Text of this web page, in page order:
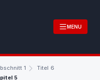
MENU
1
Titel 6
5